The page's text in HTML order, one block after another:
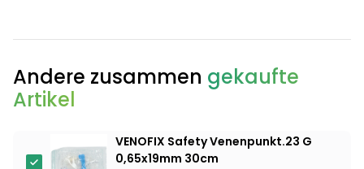
Andere zusammen gekaufte
Artikel
VENOFIX Safety Venenpunkt.23 G
0,65x19mm 30cm